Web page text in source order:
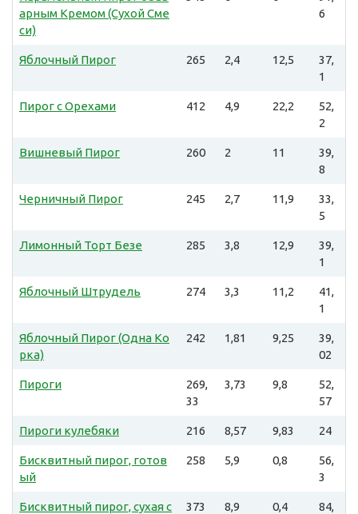
арным Кремом (Сухой Сме
си)
6
Яблочный Пирог 265 2,4 12,5
37,
1
Пирог с Орехами 412 4,9 22,2
52,
2
Вишневый Пирог 260 2 11
39,
8
Черничный Пирог 245 2,7 11,9
33,
5
Лимонный Торт Безе 285 3,8 12,9
39,
1
Яблочный Штрудель 274 3,3 11,2
41,
1
Яблочный Пирог (Одна Ко
рка)
242 1,81 9,25
39,
02
Пироги
269,
33
3,73 9,8
52,
57
Пироги кулебяки 216 8,57 9,83 24
Бисквитный пирог, готов
ый
258 5,9 0,8
56,
3
Бисквитный пирог, сухая с
373 8,9 0,4
84,